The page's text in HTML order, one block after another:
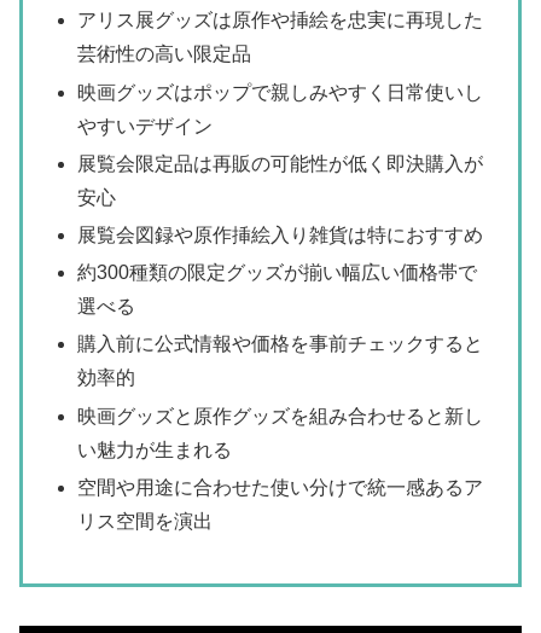
アリス展グッズは原作や挿絵を忠実に再現した
芸術性の高い限定品
映画グッズはポップで親しみやすく日常使いし
やすいデザイン
展覧会限定品は再販の可能性が低く即決購入が
安心
展覧会図録や原作挿絵入り雑貨は特におすすめ
約300種類の限定グッズが揃い幅広い価格帯で
選べる
購入前に公式情報や価格を事前チェックすると
効率的
映画グッズと原作グッズを組み合わせると新し
い魅力が生まれる
空間や用途に合わせた使い分けで統一感あるア
リス空間を演出